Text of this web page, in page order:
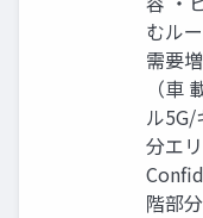
むル
需要
（車
ル5G/
分エ
階部